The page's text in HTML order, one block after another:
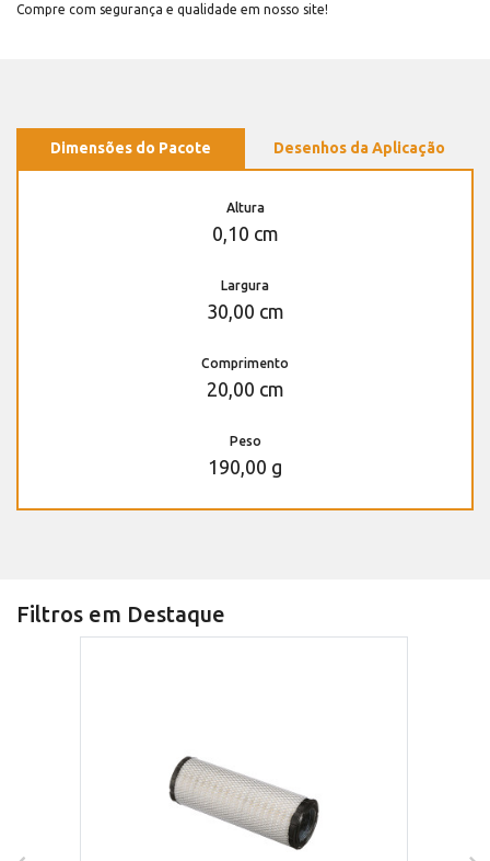
Compre com segurança e qualidade em nosso site!
Dimensões do Pacote Desenhos da Aplicação
Altura
0,10 cm
Largura
30,00 cm
Comprimento
20,00 cm
Peso
190,00 g
Filtros em Destaque